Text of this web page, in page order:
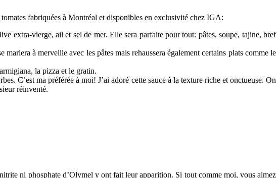
fabriquées à Montréal et disponibles en exclusivité chez IGA:
extra-vierge, ail et sel de mer. Elle sera parfaite pour tout: pâtes, soupe, tajine, bref
à merveille avec les pâtes mais rehaussera également certains plats comme le
la pizza et le gratin.
C’est ma préférée à moi! J’ai adoré cette sauce à la texture riche et onctueuse. On
réinventé.
ni phosphate d’Olymel y ont fait leur apparition. Si tout comme moi, vous aimez